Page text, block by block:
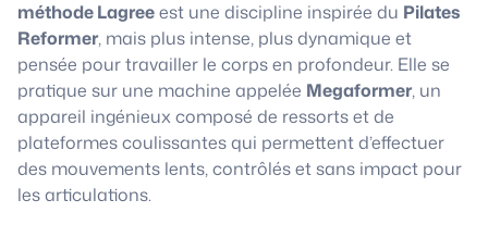
méthode Lagreeest une discipline inspirée du Pilates
Reformer, mais plus intense, plus dynamique et
pensée pour travailler le corps en profondeur. Elle se
pratique sur une machine appelée Megaformer, un
appareil ingénieux composé de ressorts et de
plateformes coulissantes qui permettent d’effectuer
des mouvements lents, contrôlés et sans impact pour
les articulations.